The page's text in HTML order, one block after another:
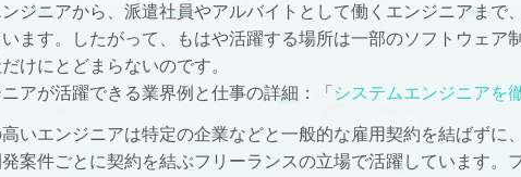
ジニアから、派遣社員やアルバイトとして働くエンジニアまで
ます。したがって、もはや活躍する場所は一部のソフトウェア
けにとどまらないのです。
アが活躍できる業界例と仕事の詳細：「 システムエンジニアを
いエンジニアは特定の企業などと一般的な雇用契約を結ばずに
案件ごとに契約を結ぶフリーランスの立場で活躍しています。